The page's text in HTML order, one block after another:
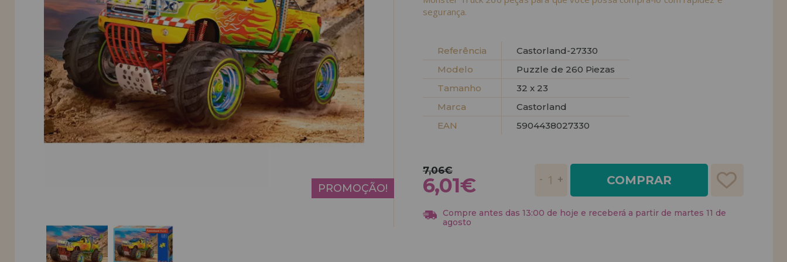
LIQUIDAÇÕES
EM FORMAÇÃO
info@casadopuzzle.pt
segurança.
Referência
Castorland-27330
Modelo
Puzzle de 260 Piezas
Tamanho
32 x 23
Marca
Castorland
EAN
5904438027330
PROMOÇÃO!
7,06€
6,01€ COMPRAR
Compre antes das 13:00 de hoje e receberá a partir de martes 11 de
agosto